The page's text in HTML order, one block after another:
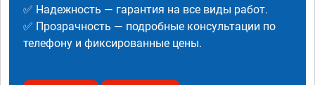
✅ Надежность — гарантия на все виды работ.
✅ Прозрачность — подробные консультации по
телефону и фиксированные цены.